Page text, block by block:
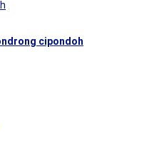
cipondoh